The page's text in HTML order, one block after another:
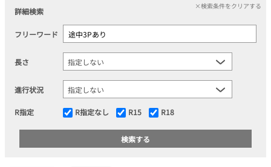
詳細検索
×検索条件をクリアする
フリーワード
長さ
進行状況
R指定 R指定なし R15 R18